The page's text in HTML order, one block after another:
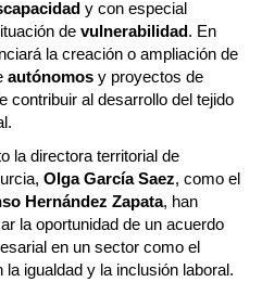
y con especial
de vulnerabilidad. En
la creación o ampliación de
autónomos y proyectos de
contribuir al desarrollo del tejido
la directora territorial de
Olga García Saez, como el
Hernández Zapata, han
la oportunidad de un acuerdo
en un sector como el
igualdad y la inclusión laboral.